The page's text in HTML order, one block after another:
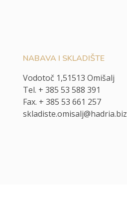
NABAVA I SKLADIŠTE
Vodotoč 1,51513 Omišalj
Tel. + 385 53 588 391
Fax. + 385 53 661 257
skladiste.omisalj@hadria.biz